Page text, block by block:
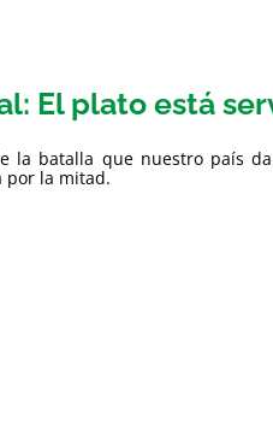
El plato está
la batalla que nuestro país
por la mitad.